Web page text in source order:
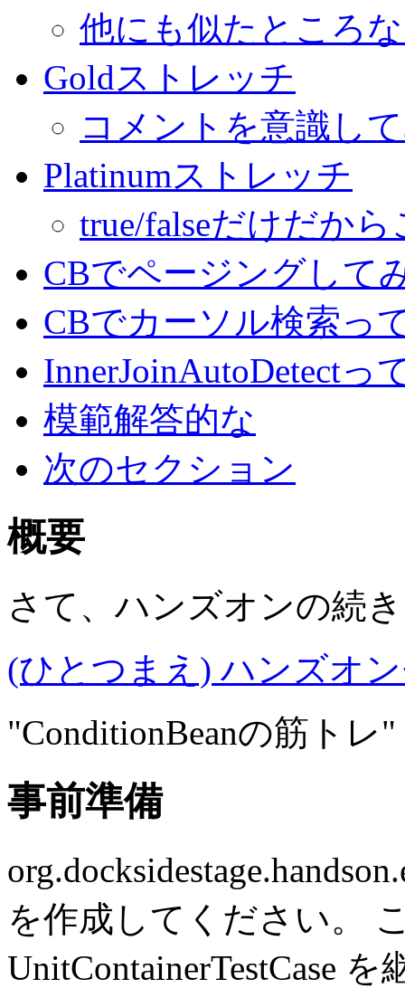
他にも似たところ
Goldストレッチ
コメントを意識し
Platinumストレッチ
true/falseだけだか
CBでページングして
CBでカーソル検索っ
InnerJoinAutoDetectっ
模範解答的な
次のセクション
概要
さて、ハンズオンの続
(ひとつまえ) ハンズオ
"ConditionBeanの筋ト
事前準備
を作成してください。
UnitContainerTestCase